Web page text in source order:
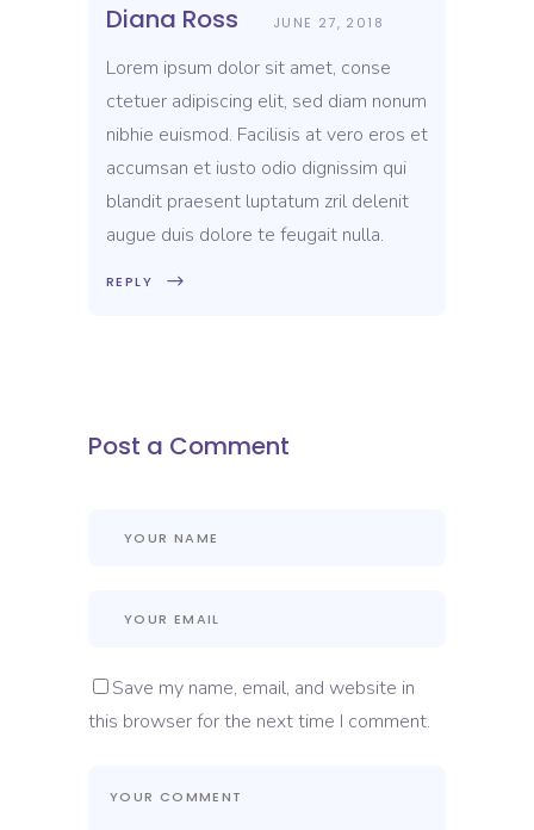
Diana Ross JUNE 27, 2018
Lorem ipsum dolor sit amet, conse
ctetuer adipiscing elit, sed diam nonum
nibhie euismod. Facilisis at vero eros et
accumsan et iusto odio dignissim qui
blandit praesent luptatum zril delenit
augue duis dolore te feugait nulla.
REPLY
Post a Comment
Save my name, email, and website in
this browser for the next time I comment.